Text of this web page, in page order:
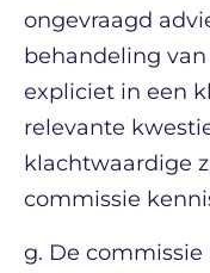
ongevraagd
behandeling
expliciet in een
relevante
klachtwaardige
commissie
g. De